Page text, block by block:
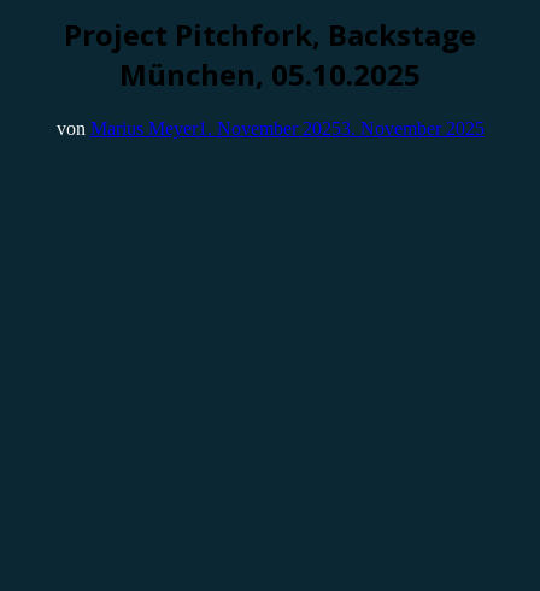
Project Pitchfork, Backstage
München, 05.10.2025
von Marius Meyer1. November 20253. November 2025